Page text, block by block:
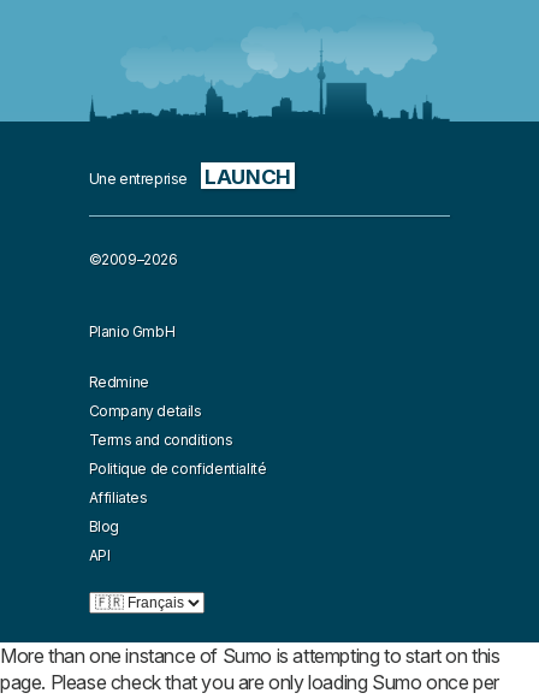
Une entreprise LAUNCH
©2009–2026
Planio GmbH
Redmine
Company details
Terms and conditions
Politique de confidentialité
Affiliates
Blog
API
More than one instance of Sumo is attempting to start on this
page. Please check that you are only loading Sumo once per